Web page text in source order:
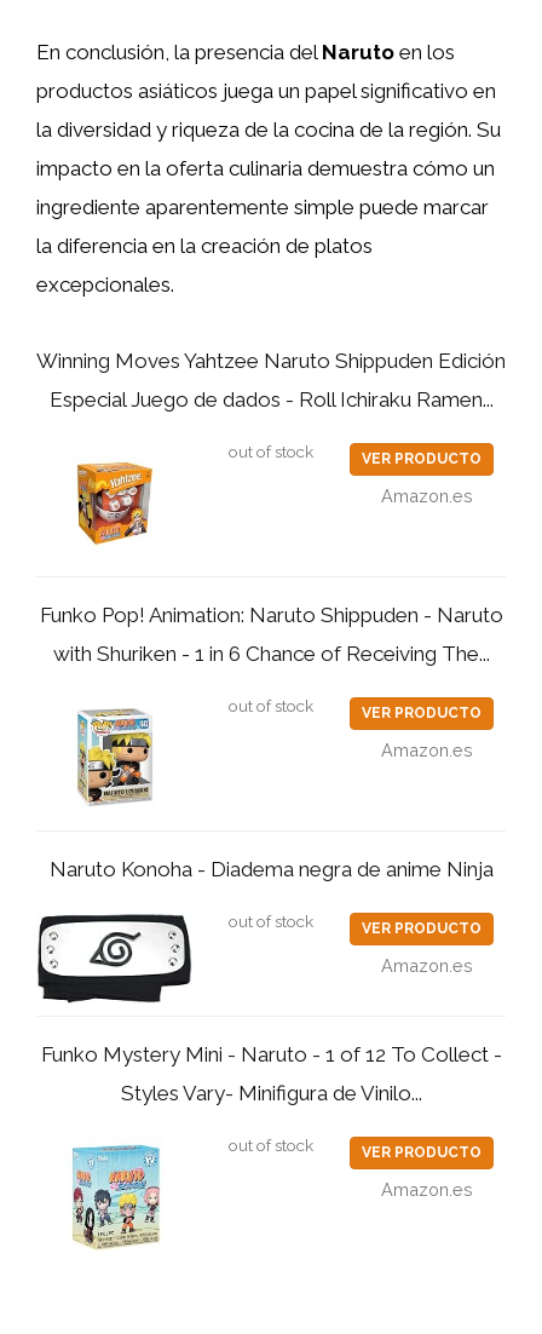
En conclusión, la presencia del Naruto en los
productos asiáticos juega un papel significativo en
la diversidad y riqueza de la cocina de la región. Su
impacto en la oferta culinaria demuestra cómo un
ingrediente aparentemente simple puede marcar
la diferencia en la creación de platos
excepcionales.
Winning Moves Yahtzee Naruto Shippuden Edición
Especial Juego de dados - Roll Ichiraku Ramen...
out of stock VER PRODUCTO
Amazon.es
Funko Pop! Animation: Naruto Shippuden - Naruto
with Shuriken - 1 in 6 Chance of Receiving The...
out of stock VER PRODUCTO
Amazon.es
Naruto Konoha - Diadema negra de anime Ninja
out of stock VER PRODUCTO
Amazon.es
Funko Mystery Mini - Naruto - 1 of 12 To Collect -
Styles Vary- Minifigura de Vinilo...
out of stock VER PRODUCTO
Amazon.es